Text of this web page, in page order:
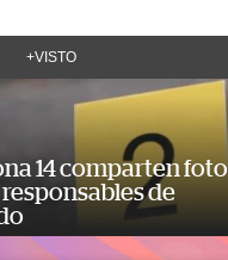
+VISTO
14 comparten foto
de